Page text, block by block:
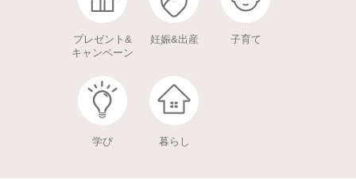
プレゼント&
キャンペーン
妊娠&出産 子育て
学び 暮らし